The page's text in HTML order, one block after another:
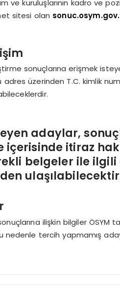
ve kuruluşlarının kadro ve
sitesi olan
sonuçlarına erişmek
üzerinden T.C. kimlik
adaylar,
içerisinde itiraz
belgeler ile ilgili
ilişkin bilgiler ÖSYM
nedenle tercih yapmamış